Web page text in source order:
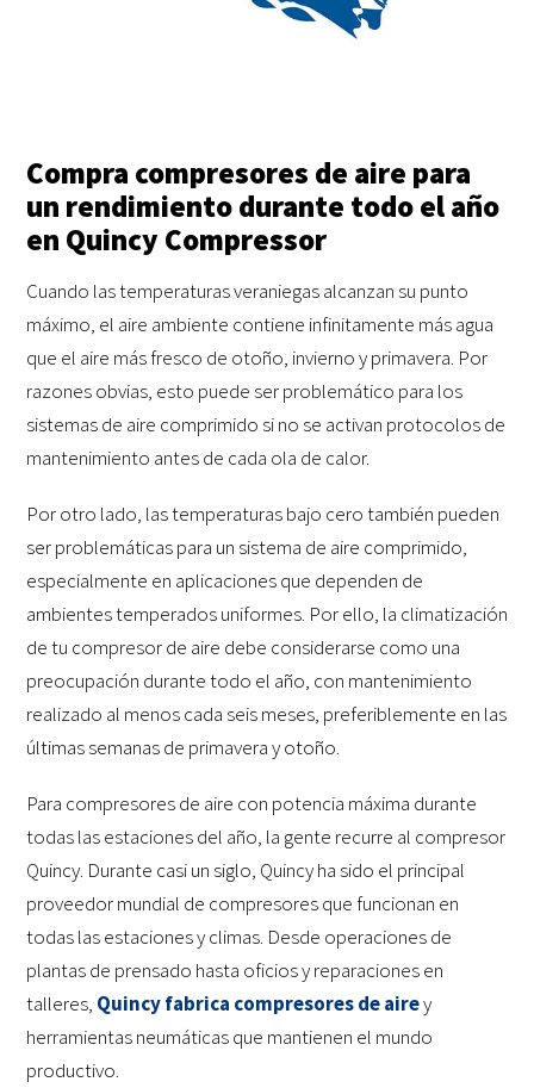
Compra compresores de aire para
un rendimiento durante todo el año
en Quincy Compressor
Cuando las temperaturas veraniegas alcanzan su punto
máximo, el aire ambiente contiene infinitamente más agua
que el aire más fresco de otoño, invierno y primavera. Por
razones obvias, esto puede ser problemático para los
sistemas de aire comprimido si no se activan protocolos de
mantenimiento antes de cada ola de calor.
Por otro lado, las temperaturas bajo cero también pueden
ser problemáticas para un sistema de aire comprimido,
especialmente en aplicaciones que dependen de
ambientes temperados uniformes. Por ello, la climatización
de tu compresor de aire debe considerarse como una
preocupación durante todo el año, con mantenimiento
realizado al menos cada seis meses, preferiblemente en las
últimas semanas de primavera y otoño.
Para compresores de aire con potencia máxima durante
todas las estaciones del año, la gente recurre al compresor
Quincy. Durante casi un siglo, Quincy ha sido el principal
proveedor mundial de compresores que funcionan en
todas las estaciones y climas. Desde operaciones de
plantas de prensado hasta oficios y reparaciones en
talleres, Quincy fabrica compresores de airey
herramientas neumáticas que mantienen el mundo
productivo.